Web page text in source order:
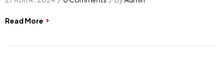
Read More